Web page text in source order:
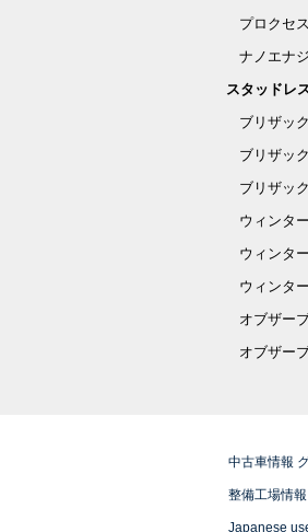
タ行
チャ
ディ
ディ
ディ
プロクセ
ナノエナ
スタッドレ
ブリザッ
ブリザッ
ブリザッ
ウィンタ
ウィンタ
ウィンタ
オブザー
オブザー
中古車情報
整備工場情
Japanese